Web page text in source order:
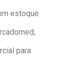
estoque
para